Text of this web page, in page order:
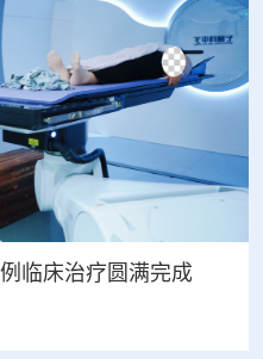
临床治疗圆满完成